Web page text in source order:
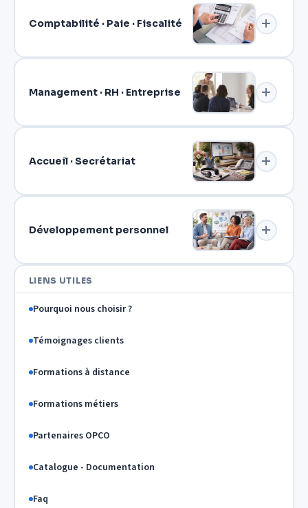
Comptabilité · Paie · Fiscalité
Management · RH · Entreprise
Accueil · Secrétariat
Développement personnel
LIENS UTILES
Pourquoi nous choisir ?
Témoignages clients
Formations à distance
Formations métiers
Partenaires OPCO
Catalogue - Documentation
Faq